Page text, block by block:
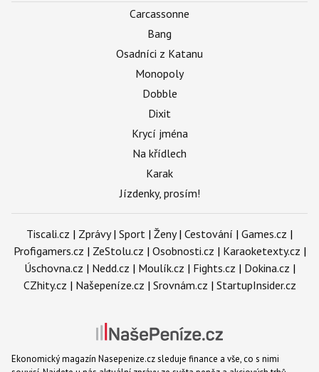
Carcassonne
Bang
Osadníci z Katanu
Monopoly
Dobble
Dixit
Krycí jména
Na křídlech
Karak
Jízdenky, prosím!
Tiscali.cz | Zprávy| Sport | Ženy| Cestování | Games.cz |
Profigamers.cz | ZeStolu.cz | Osobnosti.cz | Karaoketexty.cz |
Úschovna.cz | Nedd.cz | Moulík.cz | Fights.cz | Dokina.cz |
CZhity.cz | Našepeníze.cz | Srovnám.cz | StartupInsider.cz
Ekonomický magazín Nasepenize.cz sleduje finance a vše, co s nimi